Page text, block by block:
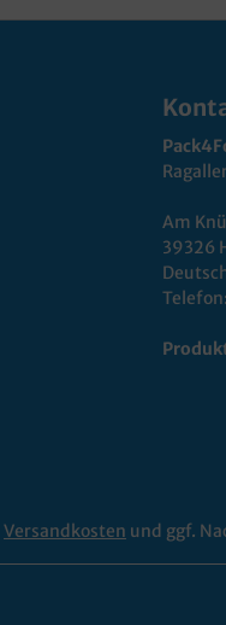
Am
39326
Telefon:
Versandkosten und ggf.